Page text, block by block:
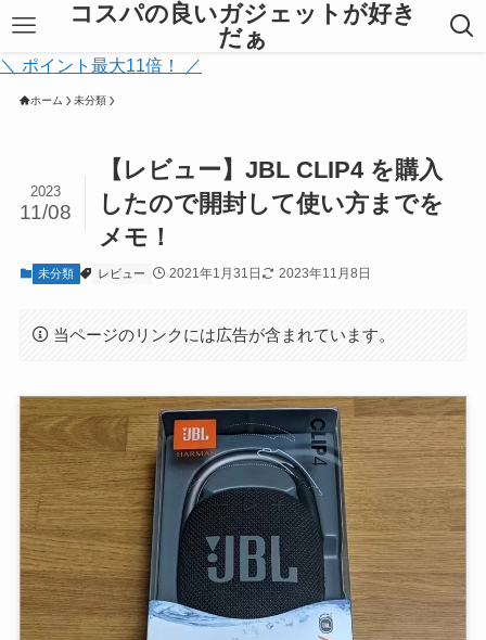
コスパの良いガジェットが好き
だぁ
＼ ポイント最大11倍！ ／
ホーム 未分類
【レビュー】JBL CLIP4 を購入
したので開封して使い方までを
メモ！
2023
11/08
未分類 レビュー 2021年1月31日 2023年11月8日
当ページのリンクには広告が含まれています。